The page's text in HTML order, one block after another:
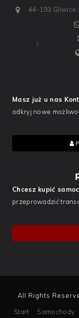
44-193 Gliwice,
Masz już u nas
odkryj nowe
Chcesz kupić
przeprowadzić
All Rights
Start Samochody